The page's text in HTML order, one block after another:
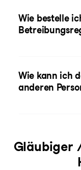
Wie bestelle
Wie kann ich
anderen
Gläubiger